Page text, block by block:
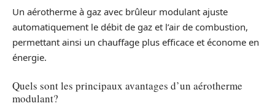
Un aérotherme à gaz avec brûleur modulant ajuste
automatiquement le débit de gaz et l’air de combustion,
permettant ainsi un chauffage plus efficace et économe en
énergie.
Quels sont les principaux avantages d’un aérotherme
modulant?